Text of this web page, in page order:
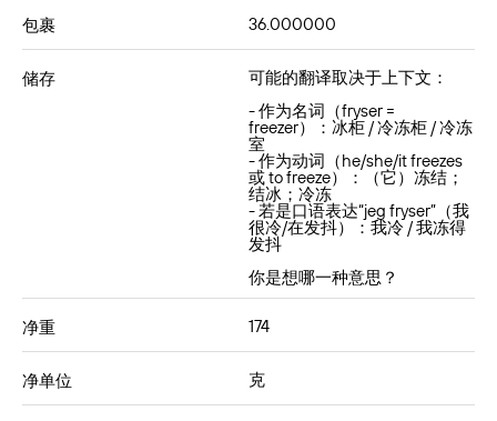
包裹 36.000000
储存
可能的翻译取决于上下文：
- 作为名词（fryser =
freezer）：冰柜 / 冷冻柜 / 冷冻
室
- 作为动词（he/she/it freezes
或 to freeze）：（它）冻结；
结冰；冷冻
- 若是口语表达“jeg fryser”（我
很冷/在发抖）：我冷 / 我冻得
发抖
你是想哪一种意思？
净重 174
净单位 克